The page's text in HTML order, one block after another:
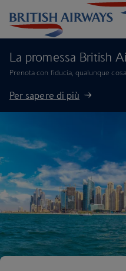
La promessa British
Prenota con fiducia, qualunque
Per sapere di più